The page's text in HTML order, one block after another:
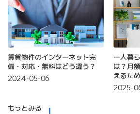
賃貸物件のインターネット完
備・対応・無料はどう違う？
2024-05-06
一人暮
は？月
えるた
2025-
もっとみる